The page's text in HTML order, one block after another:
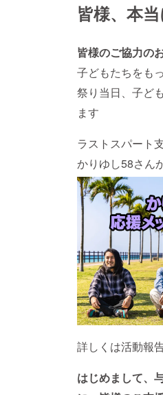
皆様、本
皆様のご協力の
子どもたちをも
祭り当日、子ど
ます
ラストスパート
かりゆし58さん
詳しくは活動報
はじめまして、